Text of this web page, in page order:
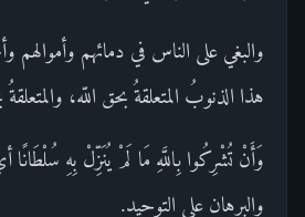
والبغي على الناس في دمائهم
هذا الذنوبُ المتعلقةُ بحق اللّه، والمتعلقةُ
وَأَنْ تُشْرِكُوا بِاللَّهِ مَا لَمْ يُنَزِّلْ بِهِ سُلْطَانًا
والبرهان على التوحيد.